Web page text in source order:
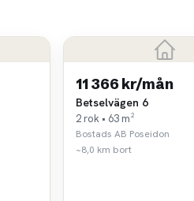
11 366 kr/mån
Betselvägen 6
2 rok • 63 m²
Bostads AB Poseidon
~8,0 km bort